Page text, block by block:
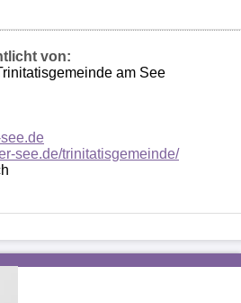
von:
am See
see.de/trinitatisgemeinde/